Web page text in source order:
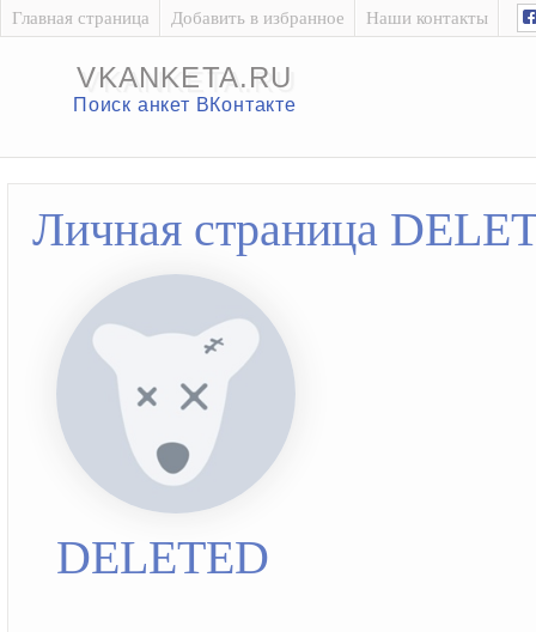
Главная страница Добавить в избранное Наши контакты
VKANKETA.RU
Поиск анкет ВКонтакте
Личная страница
DELETED